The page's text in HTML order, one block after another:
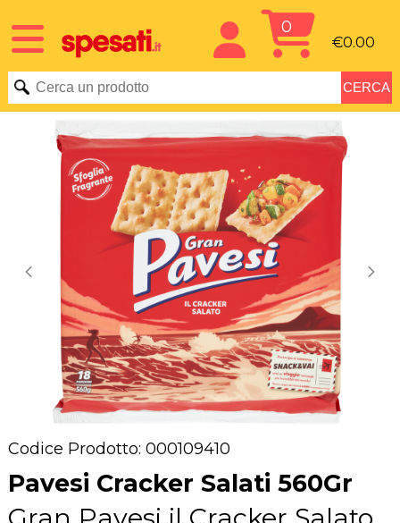
0
€0.00
Codice Prodotto: 000109410
Pavesi Cracker Salati 560Gr